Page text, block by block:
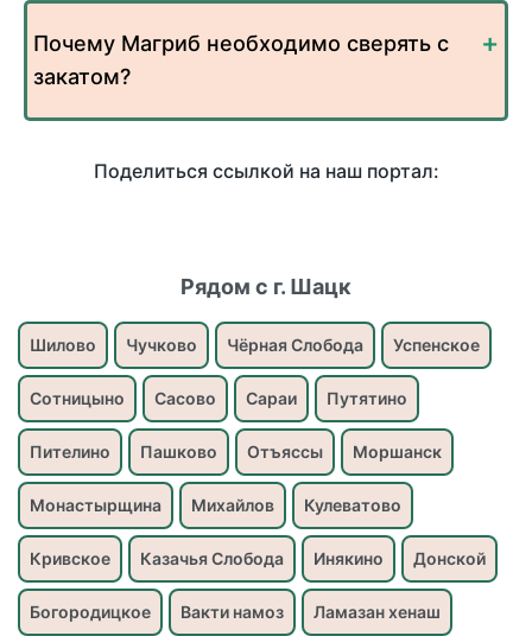
Почему Магриб необходимо сверять с
закатом?
Поделиться ссылкой на наш портал:
Рядом с г. Шацк
Шилово Чучково Чёрная Слобода Успенское
Сотницыно Сасово Сараи Путятино
Пителино Пашково Отъяссы Моршанск
Монастырщина Михайлов Кулеватово
Кривское Казачья Слобода Инякино Донской
Богородицкое Вакти намоз Ламазан хенаш